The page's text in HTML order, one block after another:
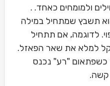
ולמומחים כאחד. .
תשבץ שמתחיל במילה
לדוגמה, אם תתחיל
קל למלא את שאר הפאזל.
"רע" נכנס
קשה.